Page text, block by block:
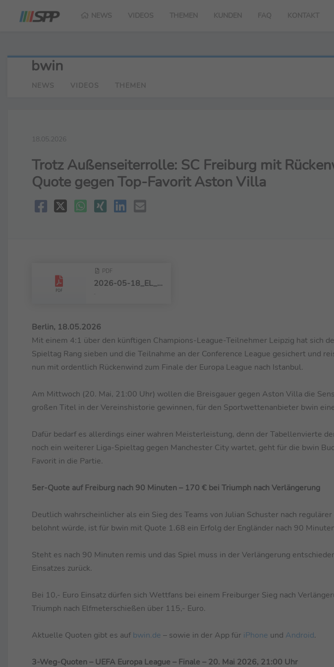
NEWS VIDEOS THEMEN KUNDEN FAQ KONTAKT
bwin
NEWS VIDEOS THEMEN
18.05.2026
Trotz Außenseiterrolle: SC Freiburg mit
Quote gegen Top-Favorit Aston Villa
PDF
2026-05-18_EL_Finale.pdf
Berlin, 18.05.2026
Mit einem 4:1 über den künftigen Champions-League-Teilnehmer Leipzig hat sich
Spieltag Rang sieben und die Teilnahme an der Conference League gesichert und
nun mit ordentlich Rückenwind zum Finale der Europa League nach Istanbul.
Am Mittwoch (20. Mai, 21:00 Uhr) wollen die Breisgauer gegen Aston Villa die
großen Titel in der Vereinshistorie gewinnen, für den Sportwettenanbieter bwin
Dafür bedarf es allerdings einer wahren Meisterleistung, denn der Tabellenvierte
noch ein weiterer Liga-Spieltag gegen Manchester City wartet, geht für die bwin
Favorit in die Partie.
5er-Quote auf Freiburg nach 90 Minuten – 170 € bei Triumph nach Verlängerung
Deutlich wahrscheinlicher als ein Sieg des Teams von Julian Schuster nach
belohnt würde, ist für bwin mit Quote 1.68 ein Erfolg der Engländer nach 90
Steht es nach 90 Minuten remis und das Spiel muss in der Verlängerung
Einsatzes zurück.
Bei 10,- Euro Einsatz dürfen sich Wettfans bei einem Freiburger Sieg nach
Triumph nach Elfmeterschießen über 115,- Euro.
Aktuelle Quoten gibt es auf bwin.de – sowie in der App für iPhone und Android.
3-Weg-Quoten – UEFA Europa League – Finale – 20. Mai 2026, 21:00 Uhr